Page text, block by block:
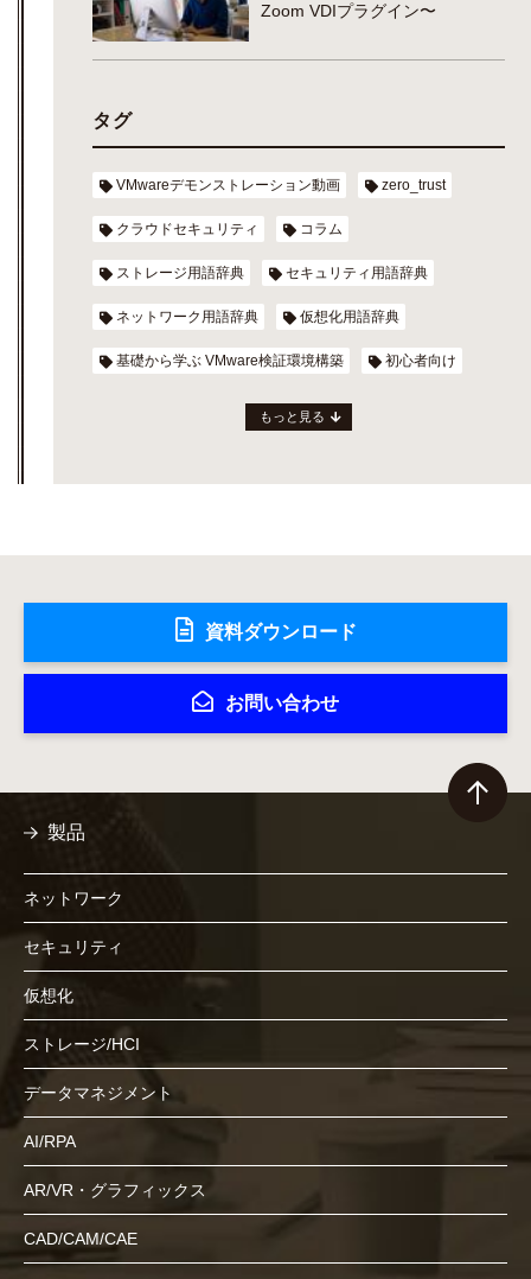
Zoom VDIプラグイン〜
タグ
VMwareデモンストレーション動画 zero_trust
クラウドセキュリティ コラム
ストレージ用語辞典 セキュリティ用語辞典
ネットワーク用語辞典 仮想化用語辞典
基礎から学ぶ VMware検証環境構築 初心者向け
もっと見る
資料ダウンロード
お問い合わせ
製品
ネットワーク
セキュリティ
仮想化
ストレージ/HCI
データマネジメント
AI/RPA
AR/VR・グラフィックス
CAD/CAM/CAE